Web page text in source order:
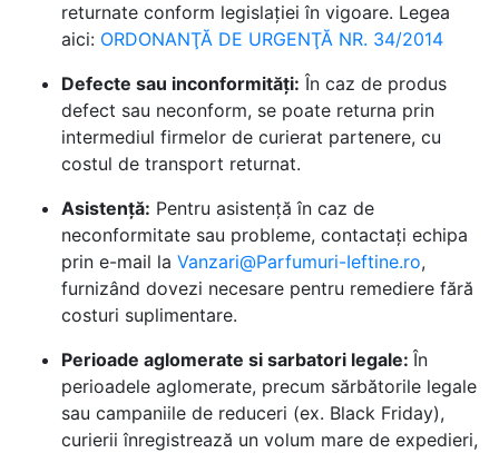
returnate conform legislației în vigoare. Legea
aici: ORDONANŢĂ DE URGENŢĂ NR. 34/2014
Defecte sau inconformități: În caz de produs
defect sau neconform, se poate returna prin
intermediul firmelor de curierat partenere, cu
costul de transport returnat.
Asistență: Pentru asistență în caz de
neconformitate sau probleme, contactați echipa
prin e-mail la Vanzari@Parfumuri-Ieftine.ro,
furnizând dovezi necesare pentru remediere fără
costuri suplimentare.
Perioade aglomerate si sarbatori legale: În
perioadele aglomerate, precum sărbătorile legale
sau campaniile de reduceri (ex. Black Friday),
curierii înregistrează un volum mare de expedieri,